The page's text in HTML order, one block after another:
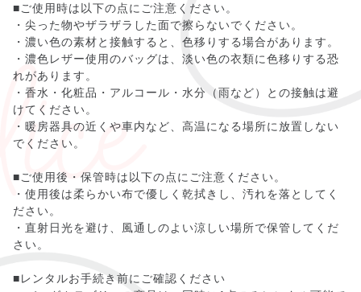
■ご使用時は以下の点にご注意ください。
・尖った物やザラザラした面で擦らないでください。
・濃い色の素材と接触すると、色移りする場合があります。
・濃色レザー使用のバッグは、淡い色の衣類に色移りする恐
れがあります。
・香水・化粧品・アルコール・水分（雨など）との接触は避
けてください。
・暖房器具の近くや車内など、高温になる場所に放置しない
でください。
■ご使用後・保管時は以下の点にご注意ください。
・使用後は柔らかい布で優しく乾拭きし、汚れを落としてく
ださい。
・直射日光を避け、風通しのよい涼しい場所で保管してくだ
さい。
■レンタルお手続き前にご確認ください